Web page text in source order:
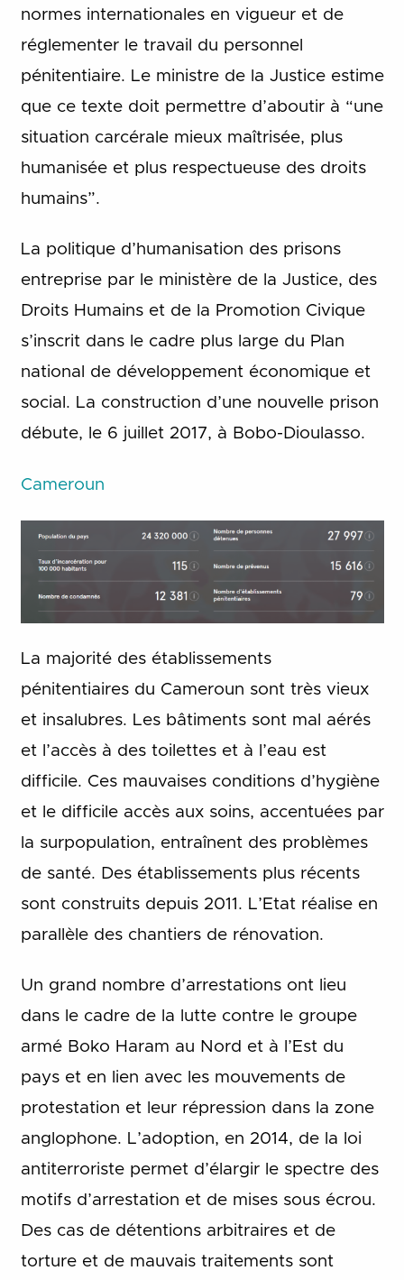
normes internationales en vigueur et de
réglementer le travail du personnel
pénitentiaire. Le ministre de la Justice estime
que ce texte doit permettre d’aboutir à “une
situation carcérale mieux maîtrisée, plus
humanisée et plus respectueuse des droits
humains”.
La politique d’humanisation des prisons
entreprise par le ministère de la Justice, des
Droits Humains et de la Promotion Civique
s’inscrit dans le cadre plus large du Plan
national de développement économique et
social. La construction d’une nouvelle prison
débute, le 6 juillet 2017, à Bobo-Dioulasso.
Cameroun
La majorité des établissements
pénitentiaires du Cameroun sont très vieux
et insalubres. Les bâtiments sont mal aérés
et l’accès à des toilettes et à l’eau est
difficile. Ces mauvaises conditions d’hygiène
et le difficile accès aux soins, accentuées par
la surpopulation, entraînent des problèmes
de santé. Des établissements plus récents
sont construits depuis 2011. L’Etat réalise en
parallèle des chantiers de rénovation.
Un grand nombre d’arrestations ont lieu
dans le cadre de la lutte contre le groupe
armé Boko Haram au Nord et à l’Est du
pays et en lien avec les mouvements de
protestation et leur répression dans la zone
anglophone. L’adoption, en 2014, de la loi
antiterroriste permet d’élargir le spectre des
motifs d’arrestation et de mises sous écrou.
Des cas de détentions arbitraires et de
torture et de mauvais traitements sont